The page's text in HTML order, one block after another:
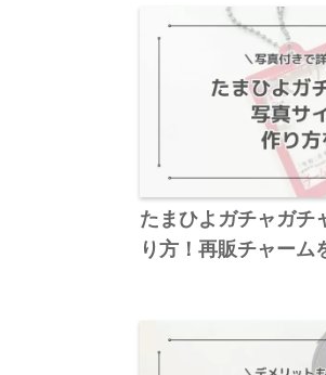
たまひよガチャガチ
り方！再販チャーム